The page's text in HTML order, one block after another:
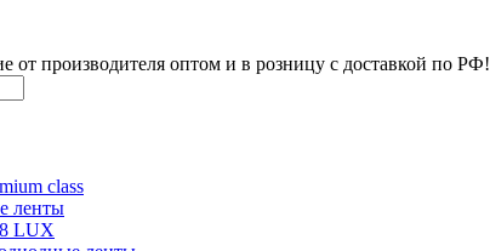
от производителя оптом и в розницу с доставкой по РФ!
class
ленты
LUX